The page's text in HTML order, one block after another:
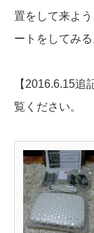
置をして来よ
ートをしてみる
【2016.6.15
覧ください。